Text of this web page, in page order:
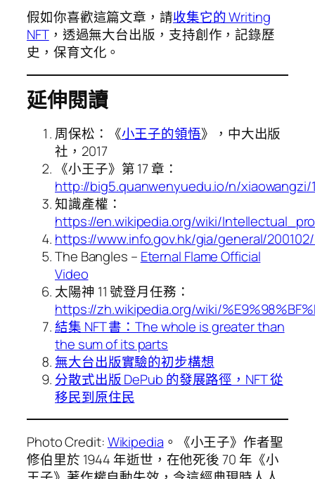
假如你喜歡這篇文章，請收集它的 Writing
NFT，透過無大台出版，支持創作，記錄歷
史，保育文化。
延伸閱讀
周保松：《小王子的領悟》，中大出版
社，2017
《小王子》第 17 章：
http://big5.quanwenyuedu.io/n/xiaowangzi/
知識產權：
https://en.wikipedia.org/wiki/
https://www.info.gov.hk/gia/general/
The Bangles – Eternal Flame Official
Video
太陽神 11 號登月任務：
https://zh.wikipedia.org/wiki/
結集 NFT 書：The whole is greater than
the sum of its parts
無大台出版實驗的初步構想
分散式出版 DePub 的發展路徑，NFT 從
移民到原住民
Photo Credit:Wikipedia 。《小王子》作者聖
修伯里於 1944 年逝世，在他死後 70 年《小